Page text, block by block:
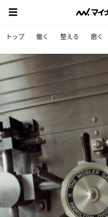
トップ 働く 整える 磨く